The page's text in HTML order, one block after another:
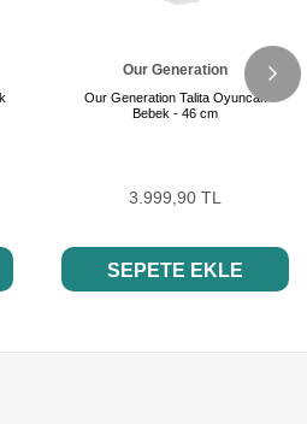
Our Generation
Our Generation Talita Oyuncak
Bebek - 46 cm
3.999,90 TL
SEPETE EKLE